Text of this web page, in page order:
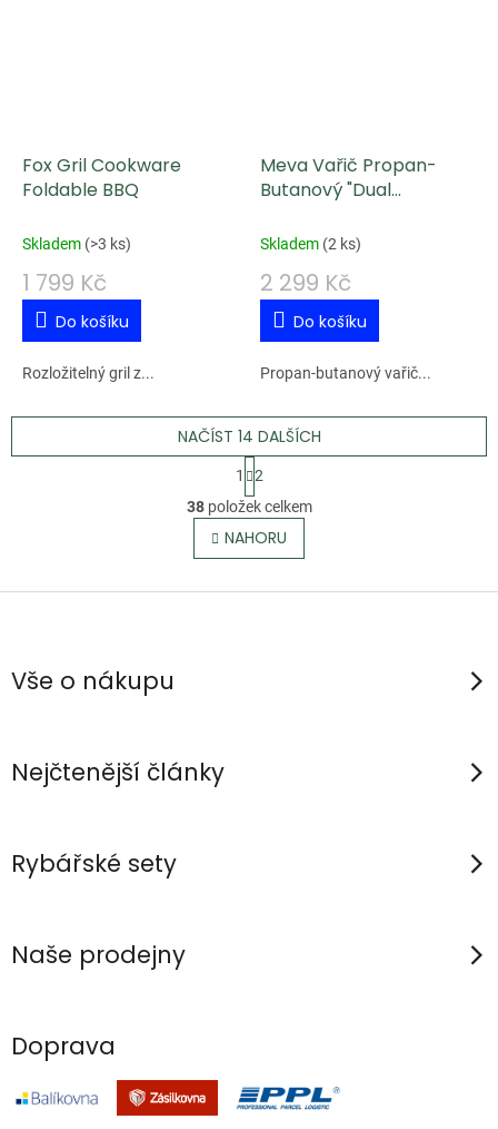
Fox Gril Cookware
Foldable BBQ
Skladem (>3 ks)
1 799 Kč
Do košíku
Rozložitelný gril z...
Meva Vařič Propan-
Butanový "Dual
Skladem (2 ks)
2 299 Kč
Do košíku
Propan-butanový vařič...
O
v
l
á
NAČÍST 14 DALŠÍCH
S
t
r
á
n
k
1
2
38položek celkem
NAHORU
Z
pVše o nákupu
Nejčtenější články
Rybářské sety
Naše prodejny
Doprava